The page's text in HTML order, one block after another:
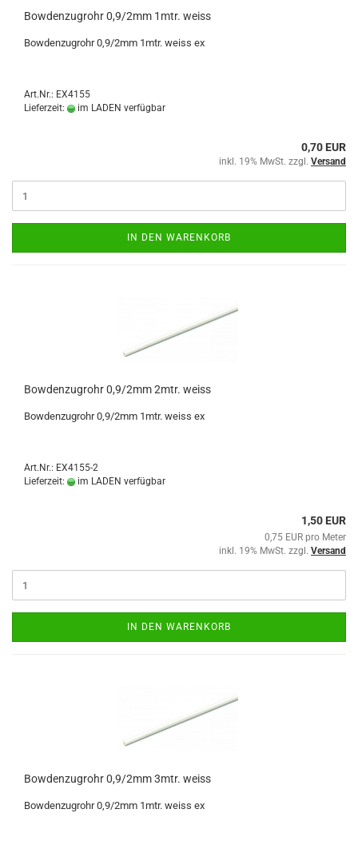
Bowdenzugrohr 0,9/2mm 1mtr. weiss
Bowdenzugrohr 0,9/2mm 1mtr. weiss ex
Art.Nr.: EX4155
Lieferzeit:
im LADEN verfügbar
0,70 EUR
inkl. 19% MwSt. zzgl. Versand
IN DEN WARENKORB
Bowdenzugrohr 0,9/2mm 2mtr. weiss
Bowdenzugrohr 0,9/2mm 1mtr. weiss ex
Art.Nr.: EX4155-2
Lieferzeit:
im LADEN verfügbar
1,50 EUR
0,75 EUR pro Meter
inkl. 19% MwSt. zzgl. Versand
IN DEN WARENKORB
Bowdenzugrohr 0,9/2mm 3mtr. weiss
Bowdenzugrohr 0,9/2mm 1mtr. weiss ex